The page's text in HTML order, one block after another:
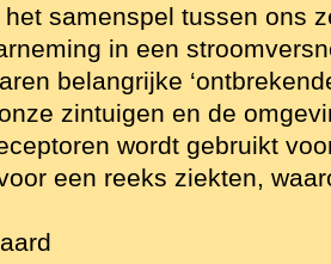
samenspel tussen ons
in een
belangrijke
zintuigen en de
wordt gebruikt
een reeks ziekten,